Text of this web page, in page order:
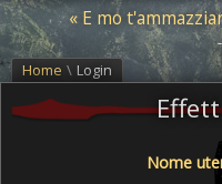
« E mo
Home \ Login
Nome